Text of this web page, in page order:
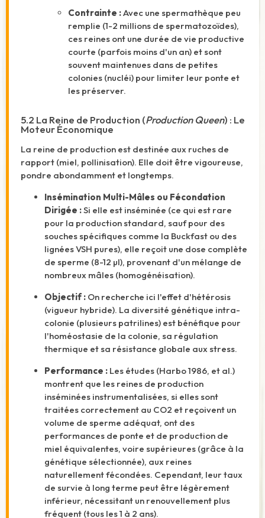
Contrainte :Avec une spermathèque peu
remplie (1-2 millions de spermatozoïdes),
ces reines ont une durée de vie productive
courte (parfois moins d'un an) et sont
souvent maintenues dans de petites
colonies (nucléi) pour limiter leur ponte et
les préserver.
5.2 La Reine de Production (Production Queen) : Le
Moteur Économique
La reine de production est destinée aux ruches de
rapport (miel, pollinisation). Elle doit être vigoureuse,
pondre abondamment et longtemps.
Insémination Multi-Mâles ou Fécondation
Dirigée :Si elle est inséminée (ce qui est rare
pour la production standard, sauf pour des
souches spécifiques comme la Buckfast ou des
lignées VSH pures), elle reçoit une dose complète
de sperme (8-12 µl), provenant d'un mélange de
nombreux mâles (homogénéisation).
Objectif : On recherche ici l'effet d'hétérosis
(vigueur hybride). La diversité génétique intra-
colonie (plusieurs patrilines) est bénéfique pour
l'homéostasie de la colonie, sa régulation
thermique et sa résistance globale aux stress.
Performance : Les études (Harbo 1986, et al.)
montrent que les reines de production
inséminées instrumentalisées, si elles sont
traitées correctement au CO2 et reçoivent un
volume de sperme adéquat, ont des
performances de ponte et de production de
miel équivalentes, voire supérieures (grâce à la
génétique sélectionnée), aux reines
naturellement fécondées. Cependant, leur taux
de survie à long terme peut être légèrement
inférieur, nécessitant un renouvellement plus
fréquent (tous les 1 à 2 ans).